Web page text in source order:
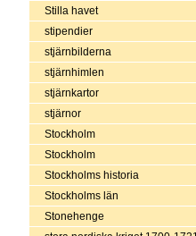
Stilla havet
stipendier
stjärnbilderna
stjärnhimlen
stjärnkartor
stjärnor
Stockholm
Stockholm
Stockholms historia
Stockholms län
Stonehenge